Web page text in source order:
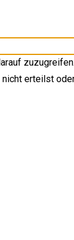
erteilst